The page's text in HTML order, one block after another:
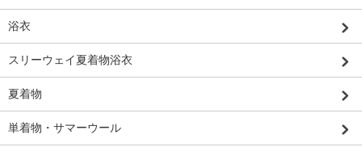
浴衣
スリーウェイ夏着物浴衣
夏着物
単着物・サマーウール